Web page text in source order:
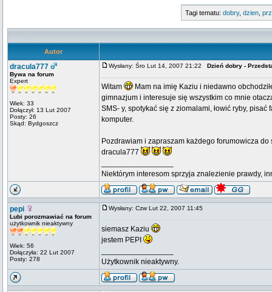
Tagi tematu: dobry, dzien,
Autor
dracula777
Bywa na forum
Expert
Wiek: 33
Dołączył: 13 Lut 2007
Posty: 26
Skąd: Bydgoszcz
Wysłany: Śro Lut 14, 2007 21:22 Dzień dobry -
Witam
Mam na imię Kaziu i niedawno
gimnazjum i interesuje się wszystkim co mnie
SMS- y, spotykać się z ziomalami, łowić ryby,
komputer.
Pozdrawiam i zapraszam każdego forumowicza
dracula777
Niektórym interesom sprzyja znalezienie prawdy,
pepi
Lubi porozmawiać na forum
użytkownik nieaktywny
Wiek: 56
Dołączyła: 22 Lut 2007
Posty: 278
Wysłany: Czw Lut 22, 2007 11:45
siemasz Kaziu
jestem PEPI
Użytkownik nieaktywny.